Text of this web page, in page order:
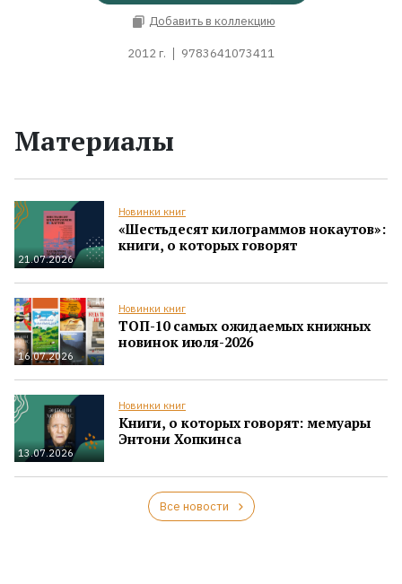
Добавить в коллекцию
2012 г. 9783641073411
Материалы
21.07.2026
Новинки книг
«Шестьдесят килограммов нокаутов»:
книги, о которых говорят
16.07.2026
Новинки книг
ТОП-10 самых ожидаемых книжных
новинок июля-2026
13.07.2026
Новинки книг
Книги, о которых говорят: мемуары
Энтони Хопкинса
Все новости